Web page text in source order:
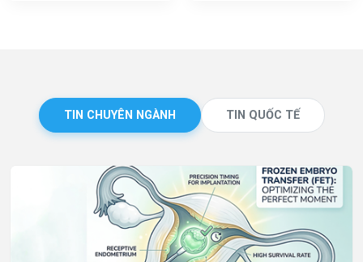
TIN CHUYÊN NGÀNH TIN QUỐC TẾ